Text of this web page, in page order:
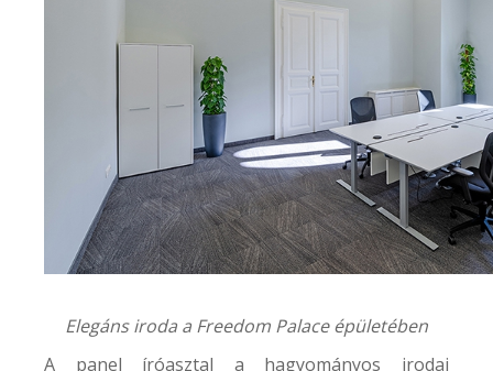
Elegáns iroda a Freedom Palaceépületében
A panel íróasztal a hagyományos irodai